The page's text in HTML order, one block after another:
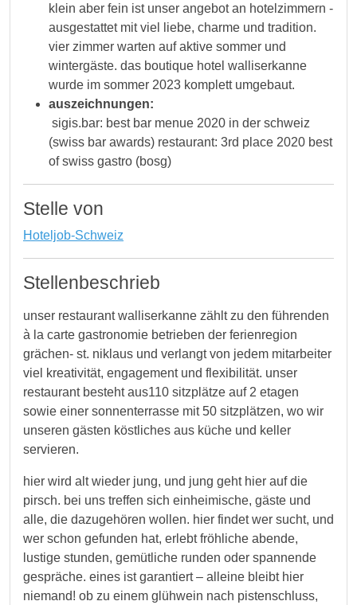
klein aber fein ist unser angebot an hotelzimmern -
ausgestattet mit viel liebe, charme und tradition.
vier zimmer warten auf aktive sommer und
wintergäste. das boutique hotel walliserkanne
wurde im sommer 2023 komplett umgebaut.
auszeichnungen:
sigis.bar: best bar menue 2020 in der schweiz
(swiss bar awards) restaurant: 3rd place 2020 best
of swiss gastro (bosg)
Stelle von
Hoteljob-Schweiz
Stellenbeschrieb
unser restaurant walliserkanne zählt zu den führenden
à la carte gastronomie betrieben der ferienregion
grächen- st. niklaus und verlangt von jedem mitarbeiter
viel kreativität, engagement und flexibilität. unser
restaurant besteht aus110 sitzplätze auf 2 etagen
sowie einer sonnenterrasse mit 50 sitzplätzen, wo wir
unseren gästen köstliches aus küche und keller
servieren.
hier wird alt wieder jung, und jung geht hier auf die
pirsch. bei uns treffen sich einheimische, gäste und
alle, die dazugehören wollen. hier findet wer sucht, und
wer schon gefunden hat, erlebt fröhliche abende,
lustige stunden, gemütliche runden oder spannende
gespräche. eines ist garantiert – alleine bleibt hier
niemand! ob zu einem glühwein nach pistenschluss,